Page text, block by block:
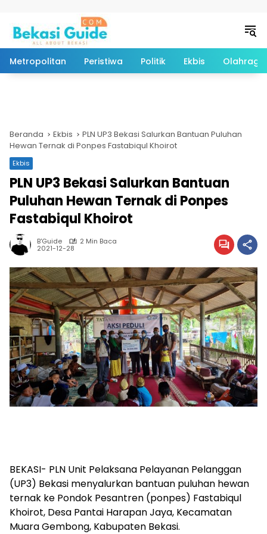
Metropolitan Peristiwa Politik Ekbis Olahraga
Beranda Ekbis
PLN UP3 Bekasi Salurkan Bantuan Puluhan
Hewan Ternak di Ponpes Fastabiqul Khoirot
Ekbis
PLN UP3 Bekasi Salurkan Bantuan
Puluhan Hewan Ternak di Ponpes
Fastabiqul Khoirot
B'Guide 2 Min Baca
2021-12-28
BEKASI- PLN Unit Pelaksana Pelayanan Pelanggan
(UP3) Bekasi menyalurkan bantuan puluhan hewan
ternak ke Pondok Pesantren (ponpes) Fastabiqul
Khoirot, Desa Pantai Harapan Jaya, Kecamatan
Muara Gembong, Kabupaten Bekasi.